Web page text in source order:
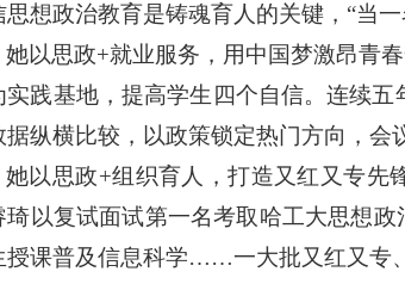
思想政治教育是铸魂育人的关键， “当
她以思政+就业服务，用中国梦激昂青
实践基地，提高学生四个自信。连续
据纵横比较，以政策锁定热门方向，会
她以思政+组织育人，打造又红又专先
琦以复试面试第一名考取哈工大思想
授课普及信息科学……一大批又红又专